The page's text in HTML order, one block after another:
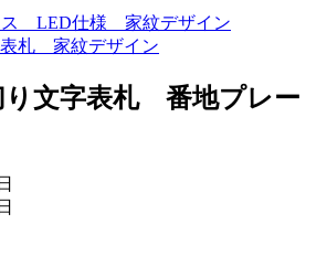
ス LED仕様 家紋デザイン
表札 家紋デザイン
り文字表札 番地プレー